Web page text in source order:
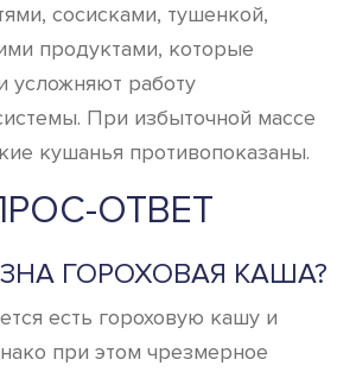
сосисками, тушенкой,
продуктами, которые
усложняют работу
При избыточной массе
кушанья противопоказаны.
ОТВЕТ
ГОРОХОВАЯ КАША?
есть гороховую кашу и
при этом чрезмерное